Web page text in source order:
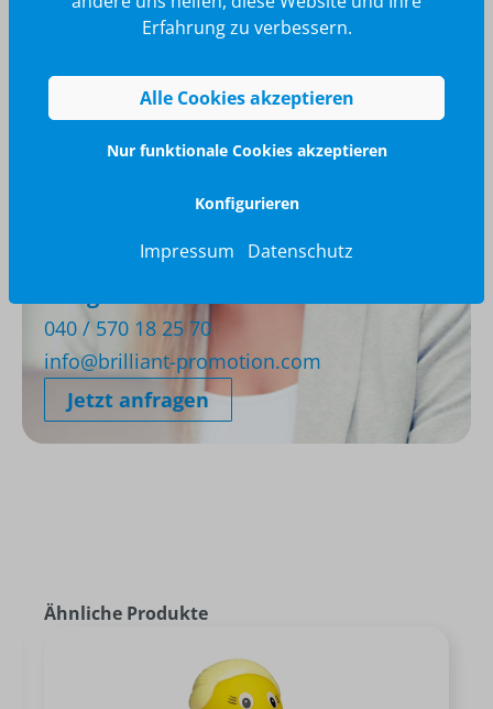
040 / 570 18 25 70
info@brilliant-promotion.com
Jetzt anfragen
Ähnliche Produkte
Erfahrung zu verbessern.
Alle Cookies akzeptieren
Nur funktionale Cookies akzeptieren
Konfigurieren
Impressum Datenschutz